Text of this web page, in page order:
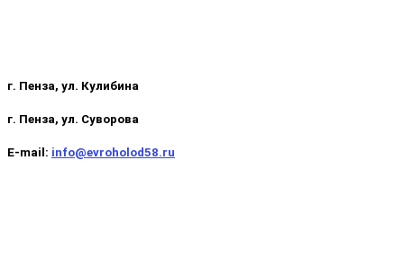
г. Пенза, ул. Кулибина
г. Пенза, ул. Суворова
E-mail: info@evroholod58.ru